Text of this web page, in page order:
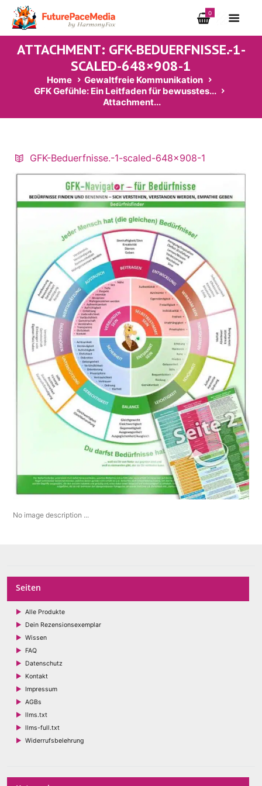
0
ATTACHMENT: GFK-BEDUERFNISSE.-1-
SCALED-648×908-1
Home
Gewaltfreie Kommunikation
GFK Gefühle: Ein Leitfaden für bewusstes...
Attachment...
GFK-Beduerfnisse.-1-scaled-648×908-1
No image description ...
Seiten
Alle Produkte
Dein Rezensionsexemplar
Wissen
FAQ
Datenschutz
Kontakt
Impressum
AGBs
llms.txt
llms-full.txt
Widerrufsbelehrung